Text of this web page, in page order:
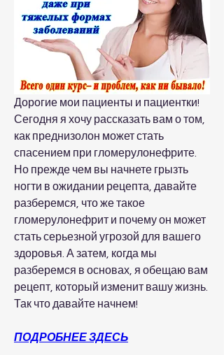
Дорогие мои пациенты и пациентки!
Сегодня я хочу рассказать вам о том,
как преднизолон может стать
спасением при гломерулонефрите.
Но прежде чем вы начнете грызть
ногти в ожидании рецепта, давайте
разберемся, что же такое
гломерулонефрит и почему он может
стать серьезной угрозой для вашего
здоровья. А затем, когда мы
разберемся в основах, я обещаю вам
рецепт, который изменит вашу жизнь.
Так что давайте начнем!
ПОДРОБНЕЕ ЗДЕСЬ